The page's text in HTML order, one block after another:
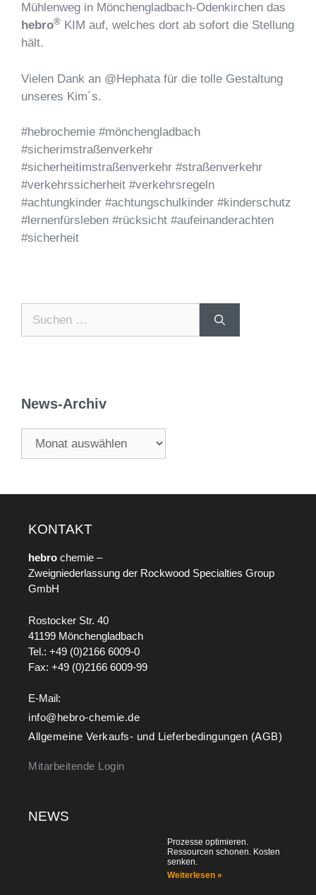
Mühlenweg in Mönchengladbach-Odenkirchen das
hebro® KIM auf, welches dort ab sofort die Stellung
hält.
Vielen Dank an @Hephata für die tolle Gestaltung
unseres Kim´s.
#hebrochemie #mönchengladbach
#sicherimstraßenverkehr
#sicherheitimstraßenverkehr #straßenverkehr
#verkehrssicherheit #verkehrsregeln
#achtungkinder #achtungschulkinder #kinderschutz
#lernenfürsleben #rücksicht #aufeinanderachten
#sicherheit
News-Archiv
KONTAKT
hebro chemie –
Zweigniederlassung der Rockwood Specialties Group
GmbH
Rostocker Str. 40
41199 Mönchengladbach
Tel.: +49 (0)2166 6009-0
Fax: +49 (0)2166 6009-99
E-Mail:
info@hebro-chemie.de
Allgemeine Verkaufs- und Lieferbedingungen (AGB)
Mitarbeitende Login
NEWS
Prozesse optimieren.
Ressourcen schonen. Kosten
senken.
Weiterlesen »